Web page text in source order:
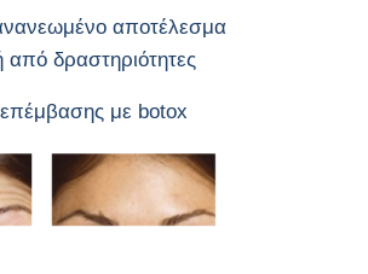
αποτέλεσμα
δραστηριότητες
με botox